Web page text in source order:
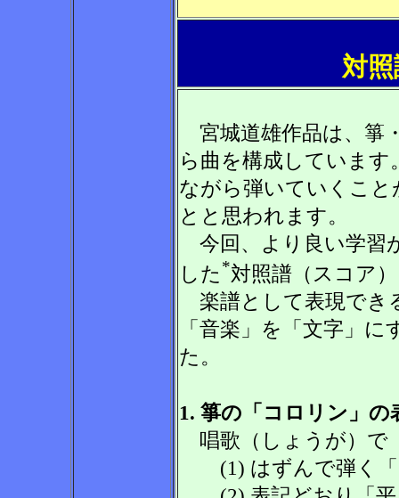
対
宮城道雄作品は、箏
ら曲を構成していま
ながら弾いていくこ
とと思われます。
今回、より良い学習
した *対照譜（スコア
楽譜として表現でき
「音楽」を「文字」
た。
1. 箏の「コロリン」の
唱歌（しょうが）で
(1) はずんで弾く「